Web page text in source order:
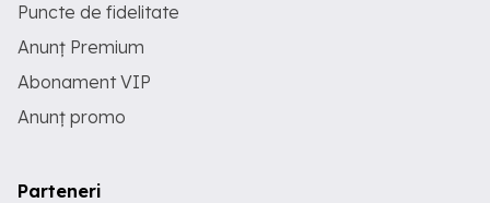
Puncte de fidelitate
Anunț Premium
Abonament VIP
Anunț promo
Parteneri